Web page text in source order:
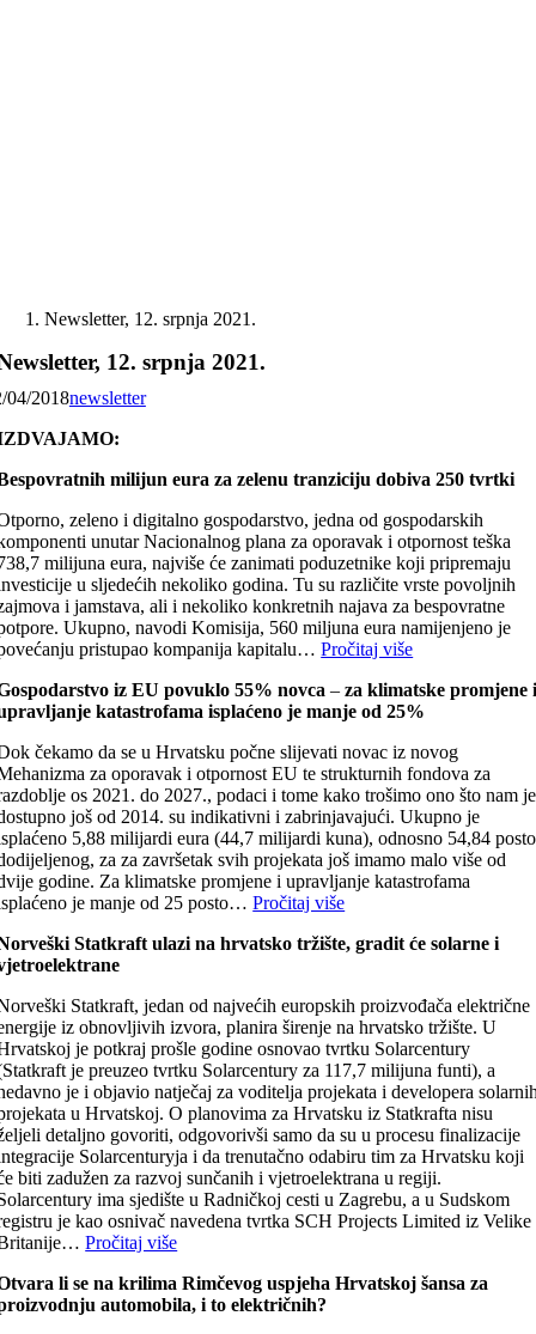
Newsletter, 12. srpnja 2021.
12. srpnja 2021.
04/2018newsletter
milijun eura za zelenu tranziciju dobiva 250 tvrtki
zeleno i digitalno gospodarstvo, jedna od gospodarskih
unutar Nacionalnog plana za oporavak i otpornost teška
milijuna eura, najviše će zanimati poduzetnike koji pripremaju
u sljedećih nekoliko godina. Tu su različite vrste povoljnih
i jamstava, ali i nekoliko konkretnih najava za bespovratne
Ukupno, navodi Komisija, 560 miljuna eura namijenjeno je
pristupao kompanija kapitalu…Pročitaj više
iz EU povuklo 55% novca –za klimatske promjene
katastrofama isplaćeno je manje od 25%
čekamo da se u Hrvatsku počne slijevati novac iz novog
za oporavak i otpornost EU te strukturnih fondova za
os 2021. do 2027., podaci i tome kako trošimo ono što nam je
još od 2014. su indikativni i zabrinjavajući. Ukupno je
5,88 milijardi eura (44,7 milijardi kuna), odnosno 54,84 posto
za za završetak svih projekata još imamo malo više od
godine. Za klimatske promjene i upravljanje katastrofama
je manje od 25 posto…Pročitaj više
Statkraft ulazi na hrvatsko tržište, gradit će solarne i
Statkraft, jedan od najvećih europskih proizvođača električne
iz obnovljivih izvora, planira širenje na hrvatsko tržište. U
je potkraj prošle godine osnovao tvrtku Solarcentury
je preuzeo tvrtku Solarcentury za 117,7 milijuna funti), a
je i objavio natječaj za voditelja projekata i developera
u Hrvatskoj. O planovima za Hrvatsku iz Statkrafta nisu
detaljno govoriti, odgovorivši samo da su u procesu finalizacije
Solarcenturyja i da trenutačno odabiru tim za Hrvatsku koji
biti zadužen za razvoj sunčanih i vjetroelektrana u regiji.
ima sjedište u Radničkoj cesti u Zagrebu, a u Sudskom
je kao osnivač navedena tvrtka SCH Projects Limited iz Velike
Pročitaj više
li se na krilima Rimčevog uspjeha Hrvatskoj šansa za
automobila, i to električnih?